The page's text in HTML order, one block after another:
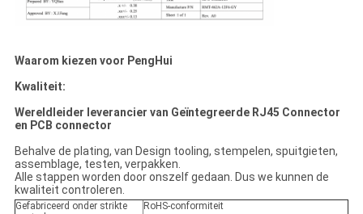
Waarom kiezen voor PengHui
Kwaliteit:
Wereldleider leverancier van Geïntegreerde RJ45 Connector
en PCB connector
Behalve de plating, van Design tooling, stempelen, spuitgieten,
assemblage, testen, verpakken.
Alle stappen worden door onszelf gedaan. Dus we kunnen de
kwaliteit controleren.
Gefabriceerd onder strikte
RoHS-conformiteit